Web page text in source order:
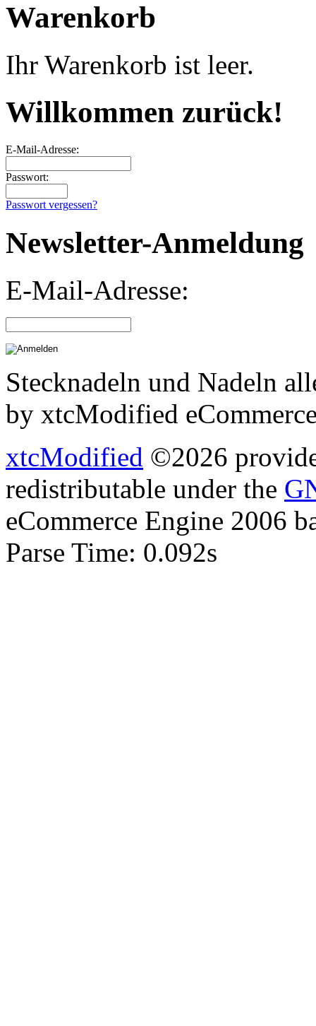
Warenkorb
Ihr Warenkorb ist leer.
Willkommen zurück!
E-Mail-Adresse:
Passwort:
Passwort vergessen?
Newsletter-Anmeldung
E-Mail-Adresse:
Stecknadeln und Nadeln
by xtcModified
xtcModified ©2026
redistributable under the
eCommerce Engine 2006
Parse Time: 0.092s